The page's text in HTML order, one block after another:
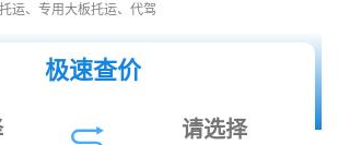
运、专用大板托运、代驾
极速查价